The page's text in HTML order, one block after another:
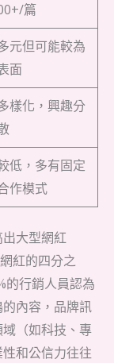
篇
元但可能較為
面
樣化，興趣分
低，多有固定
作模式
大型網紅
紅的四分之
的行銷人員認為
內容，品牌訊
（如科技、專
和公信力往往